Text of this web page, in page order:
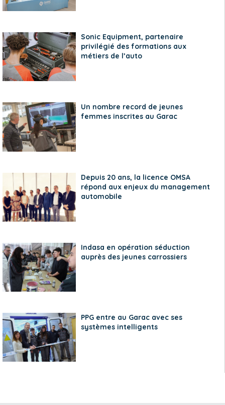
Sonic Equipment, partenaire
privilégié des formations aux
métiers de l’auto
Un nombre record de jeunes
femmes inscrites au Garac
Depuis 20 ans, la licence OMSA
répond aux enjeux du management
automobile
Indasa en opération séduction
auprès des jeunes carrossiers
PPG entre au Garac avec ses
systèmes intelligents